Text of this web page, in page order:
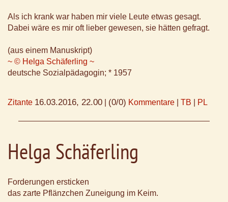
Als ich krank war haben mir viele Leute etwas gesagt.
Dabei wäre es mir oft lieber gewesen, sie hätten gefragt.
(aus einem Manuskript)
~ © Helga Schäferling ~
deutsche Sozialpädagogin; * 1957
Zitante 16.03.2016, 22.00 (0/0) Kommentare TB PL
Helga Schäferling
Forderungen ersticken
das zarte Pflänzchen Zuneigung im Keim.